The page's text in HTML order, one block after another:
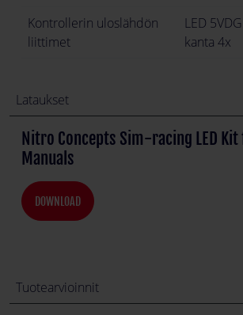
Kontrollerin uloslähdön
liittimet
LED
kanta 4x
Lataukset
Nitro Concepts Sim-racing LED
Manuals
DOWNLOAD
Tuotearvioinnit